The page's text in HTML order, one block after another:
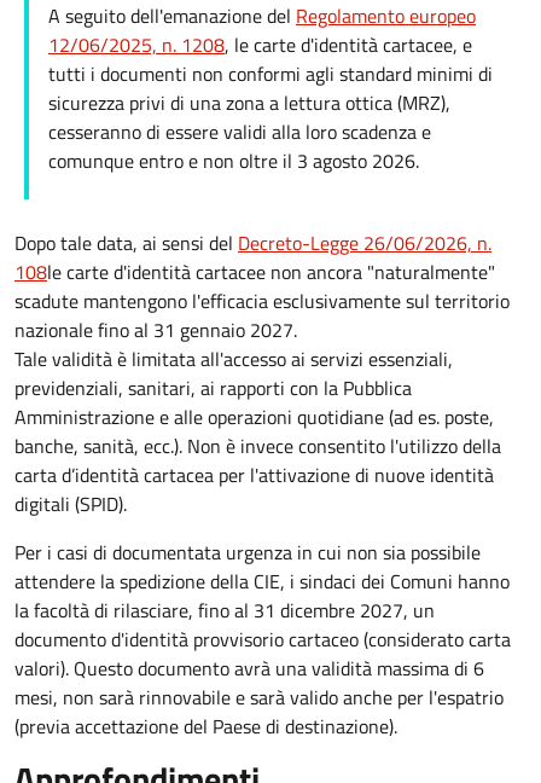
A seguito dell'emanazione del Regolamento europeo
12/06/2025, n. 1208, le carte d'identità cartacee, e
tutti i documenti non conformi agli standard minimi di
sicurezza privi di una zona a lettura ottica (MRZ),
cesseranno di essere validi alla loro scadenza e
comunque entro e non oltre il 3 agosto 2026.
Dopo tale data, ai sensi del Decreto-Legge 26/06/2026, n.
108le carte d'identità cartacee non ancora "naturalmente"
scadute mantengono l'efficacia esclusivamente sul territorio
nazionale fino al 31 gennaio 2027.
Tale validità è limitata all'accesso ai servizi essenziali,
previdenziali, sanitari, ai rapporti con la Pubblica
Amministrazione e alle operazioni quotidiane (ad es. poste,
banche, sanità, ecc.). Non è invece consentito l'utilizzo della
carta d’identità cartacea per l'attivazione di nuove identità
digitali (SPID).
Per i casi di documentata urgenza in cui non sia possibile
attendere la spedizione della CIE, i sindaci dei Comuni hanno
la facoltà di rilasciare, fino al 31 dicembre 2027, un
documento d'identità provvisorio cartaceo (considerato carta
valori). Questo documento avrà una validità massima di 6
mesi, non sarà rinnovabile e sarà valido anche per l'espatrio
(previa accettazione del Paese di destinazione).